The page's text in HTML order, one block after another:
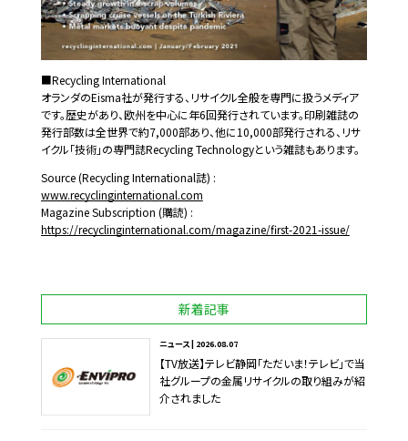
■Recycling International
オランダのEisma社が発行する、リサイクル全般を専門に扱うメディア
です。歴史があり、欧州を中心に年6回発行されています。印刷雑誌の
発行部数は全世界で約7,000部あり、他に10,000部発行される、リサ
イクル「技術」の専門誌Recycling Technologyという雑誌もあります。
Source (Recycling International誌) :
www.recyclinginternational.com
Magazine Subscription (購読) :
https://recyclinginternational.com/magazine/first-2021-issue/
新着記事
ニュース | 2026.08.07
【TV放送】テレビ静岡「ただいま！テレビ」で当
社グループの金属リサイクルの取り組みが紹
介されました